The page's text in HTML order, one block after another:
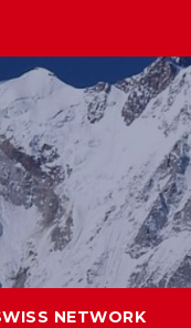
NETWORK